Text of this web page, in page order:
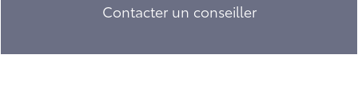
Contacter un conseiller